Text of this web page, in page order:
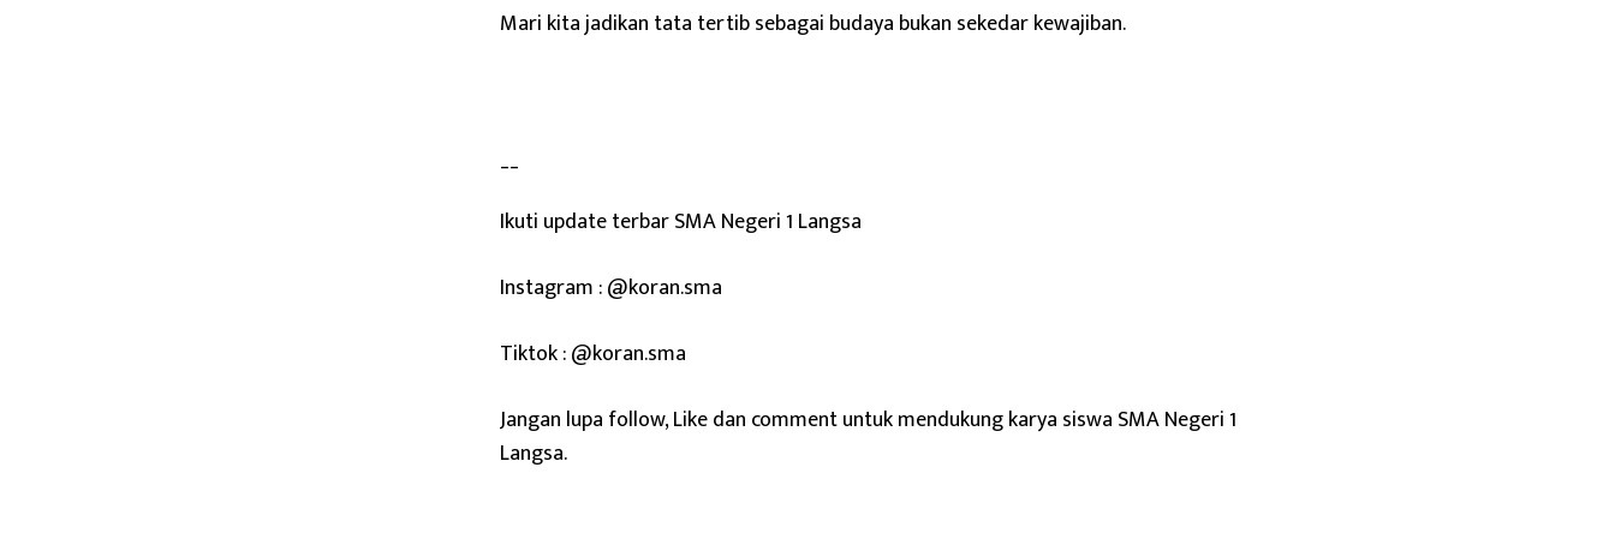
Mari kita jadikan tata tertib sebagai budaya bukan sekedar kewajiban.
Ikuti update terbar SMA Negeri 1 Langsa
Instagram : @koran.sma
Tiktok : @koran.sma
Jangan lupa follow, Like dan comment untuk mendukung karya siswa SMA Negeri 1
Langsa.